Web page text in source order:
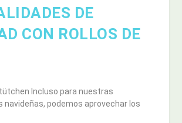
DE
CON ROLLOS DE
Incluso para nuestras
navideñas, podemos aprovechar los